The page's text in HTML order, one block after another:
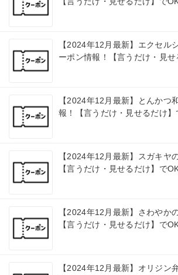
【2024年12月最新】エクセル
ーポン情報！【言うだけ・見せ
【2024年12月最新】とんかつ
報！【言うだけ・見せるだけ】
【2024年12月最新】スガキヤ
【言うだけ・見せるだけ】で
【2024年12月最新】さわやか
【言うだけ・見せるだけ】で
【2024年12月最新】オリジン